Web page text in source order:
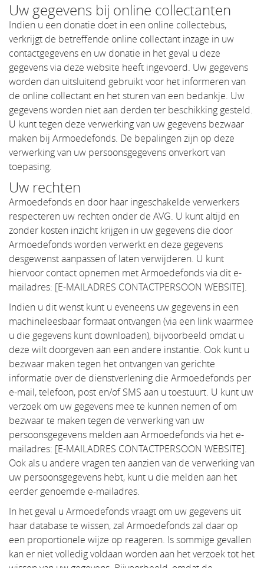
Uw gegevens bij online collectanten
Indien u een donatie doet in een online collectebus,
verkrijgt de betreffende online collectant inzage in uw
contactgegevens en uw donatie in het geval u deze
gegevens via deze website heeft ingevoerd. Uw gegevens
worden dan uitsluitend gebruikt voor het informeren van
de online collectant en het sturen van een bedankje. Uw
gegevens worden niet aan derden ter beschikking gesteld.
U kunt tegen deze verwerking van uw gegevens bezwaar
maken bij Armoedefonds. De bepalingen zijn op deze
verwerking van uw persoonsgegevens onverkort van
toepasing.
Uw rechten
Armoedefonds en door haar ingeschakelde verwerkers
respecteren uw rechten onder de AVG. U kunt altijd en
zonder kosten inzicht krijgen in uw gegevens die door
Armoedefonds worden verwerkt en deze gegevens
desgewenst aanpassen of laten verwijderen. U kunt
hiervoor contact opnemen met Armoedefonds via dit e-
mailadres: [E-MAILADRES CONTACTPERSOON WEBSITE].
Indien u dit wenst kunt u eveneens uw gegevens in een
machineleesbaar formaat ontvangen (via een link waarmee
u die gegevens kunt downloaden), bijvoorbeeld omdat u
deze wilt doorgeven aan een andere instantie. Ook kunt u
bezwaar maken tegen het ontvangen van gerichte
informatie over de dienstverlening die Armoedefonds per
e-mail, telefoon, post en/of SMS aan u toestuurt. U kunt uw
verzoek om uw gegevens mee te kunnen nemen of om
bezwaar te maken tegen de verwerking van uw
persoonsgegevens melden aan Armoedefonds via het e-
mailadres: [E-MAILADRES CONTACTPERSOON WEBSITE].
Ook als u andere vragen ten aanzien van de verwerking van
uw persoonsgegevens hebt, kunt u die melden aan het
eerder genoemde e-mailadres.
In het geval u Armoedefonds vraagt om uw gegevens uit
haar database te wissen, zal Armoedefonds zal daar op
een proportionele wijze op reageren. Is sommige gevallen
kan er niet volledig voldaan worden aan het verzoek tot het